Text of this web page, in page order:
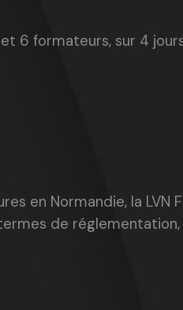
6 formateurs, sur 4
en Normandie, la LVN
de